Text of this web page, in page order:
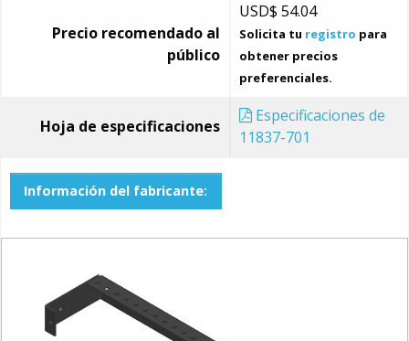
Precio recomendado al
público
USD$ 54.04
Solicita tu registro para
obtener precios
preferenciales.
Hoja de especificaciones
Especificaciones de
11837-701
Información del fabricante: